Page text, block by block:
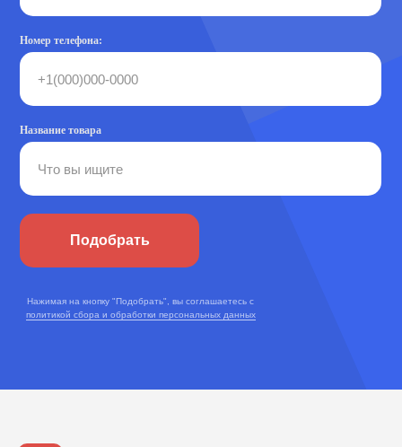
Номер телефона:
Название товара
Подобрать
Нажимая на кнопку "Подобрать", вы соглашаетесь с
политикой сбора и обработки персональных данных